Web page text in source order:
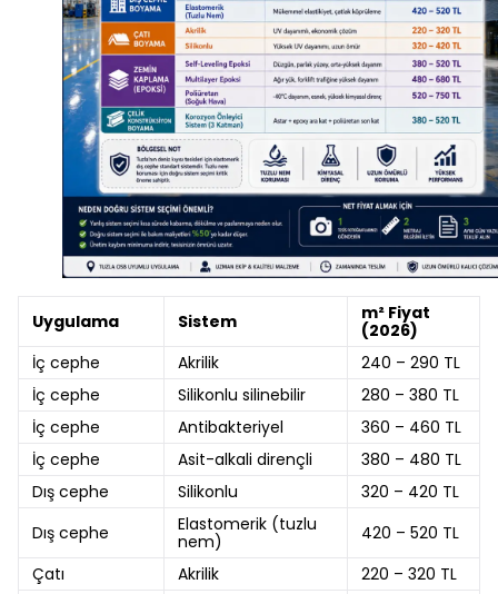
Uygulama Sistem
m² Fiyat
(2026)
İç cephe
Akrilik
240 – 290 TL
İç cephe
Silikonlu silinebilir
280 – 380 TL
İç cephe
Antibakteriyel
360 – 460 TL
İç cephe
Asit-alkali dirençli
380 – 480 TL
Dış cephe
Silikonlu
320 – 420 TL
Dış cephe
Elastomerik (tuzlu
nem)
420 – 520 TL
Çatı
Akrilik
220 – 320 TL